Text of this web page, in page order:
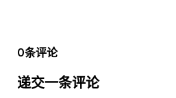
0条评论
递交一条评论